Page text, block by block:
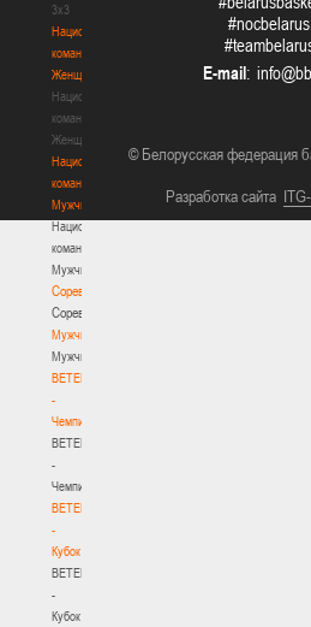
3х3
Национальная
команда.
Женщины
Национальная
команда.
Женщины
Национальная
команда.
Мужчины
Национальная
команда.
Мужчины
Соревнования
Соревнования
Мужчины
Мужчины
BETERA
-
Чемпионат
BETERA
-
Чемпионат
BETERA
-
Кубок
BETERA
-
Кубок
#nocbelarus
E-mail :
© Белорусская федерация
Разработка сайта